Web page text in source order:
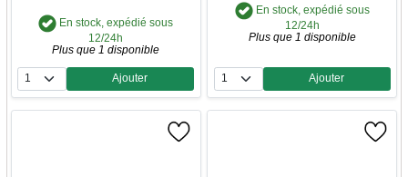
En stock, expédié sous
12/24h
Plus que 1 disponible
Quantité
Ajouter
En stock, expédié sous
12/24h
Plus que 1 disponible
Quantité
Ajouter